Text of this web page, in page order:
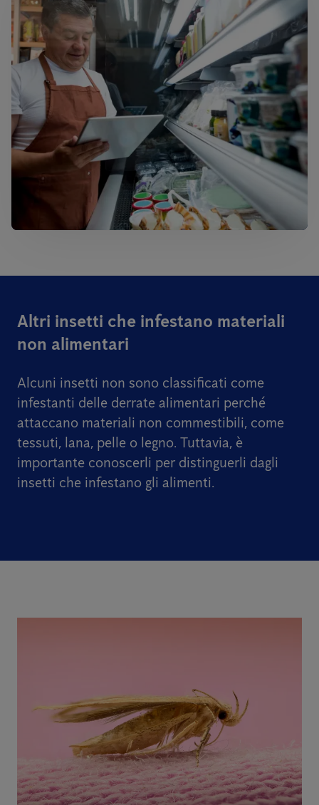
Altri insetti che infestano materiali
non alimentari
Alcuni insetti non sono classificati come
infestanti delle derrate alimentari perché
attaccano materiali non commestibili, come
tessuti, lana, pelle o legno. Tuttavia, è
importante conoscerli per distinguerli dagli
insetti che infestano gli alimenti.